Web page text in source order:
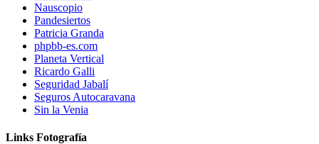
Nauscopio
Pandesiertos
Patricia Granda
phpbb-es.com
Planeta Vertical
Ricardo Galli
Seguridad Jabalí
Seguros Autocaravana
Sin la Venia
Links Fotografía